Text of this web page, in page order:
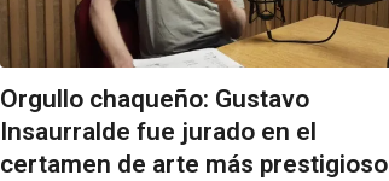
Orgullo chaqueño: Gustavo
Insaurralde fue jurado en el
certamen de arte más prestigioso